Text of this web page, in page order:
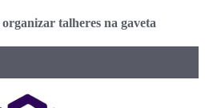
talheres na gaveta